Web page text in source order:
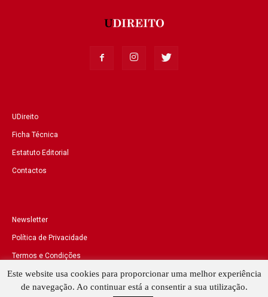
UDireito
Ficha Técnica
Estatuto Editorial
Contactos
Newsletter
Política de Privacidade
Termos e Condições
Este website usa cookies para proporcionar uma melhor experiência
de navegação. Ao continuar está a consentir a sua utilização.